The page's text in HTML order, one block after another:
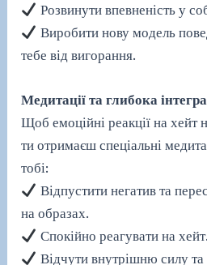
Розвинути впевненість у
Виробити нову модель
тебе від вигорання.
Медитації та глибока
Щоб емоційні реакції на хейт
ти отримаєш спеціальні
тобі:
Відпустити негатив та
на образах.
Спокійно реагувати на хейт.
Відчути внутрішню силу та